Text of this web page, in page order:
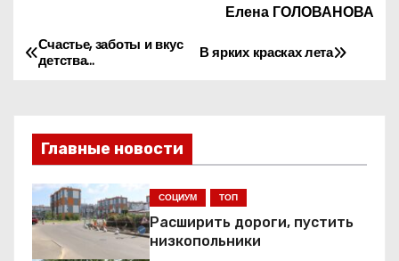
Елена ГОЛОВАНОВА
Н
в
и
г
а
В ярких красках лета
Счастье, заботы и вкус
детства…
Главные новости
СОЦИУМ ТОП
Расширить дороги, пустить
низкопольники